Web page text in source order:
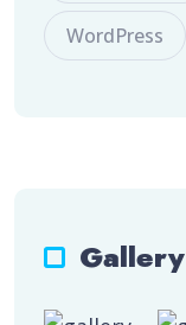
WordPress
Gallery